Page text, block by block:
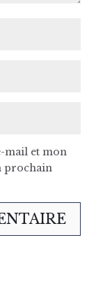
mail et mon
prochain